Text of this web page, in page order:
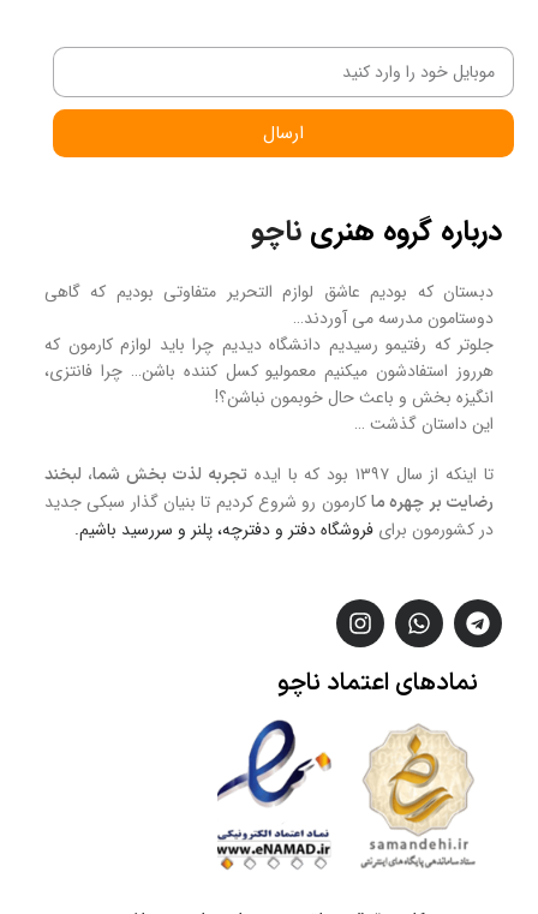
ارسال
درباره گروه هنری ناچو
دبستان که بودیم عاشق لوازم التحریر متفاوتی بودیم که گاهی
دوستامون مدرسه می آوردند…
جلوتر که رفتیمو رسیدیم دانشگاه دیدیم چرا باید لوازم کارمون که
هرروز استفادشون میکنیم معمولیو کسل کننده باشن… چرا فانتزی،
انگیزه بخش و باعث حال خوبمون نباشن؟!
این داستان گذشت …
تا اینکه از سال ۱۳۹۷ بود که با ایده
تجربه لذت بخش شما، لبخند
رضایت بر چهره ماکارمون رو شروع کردیم تا بنیان گذار سبکی جدید
در کشورمون برای فروشگاهدفتر و دفترچه، پلنر و سررسید باشیم.
نمادهای اعتماد ناچو